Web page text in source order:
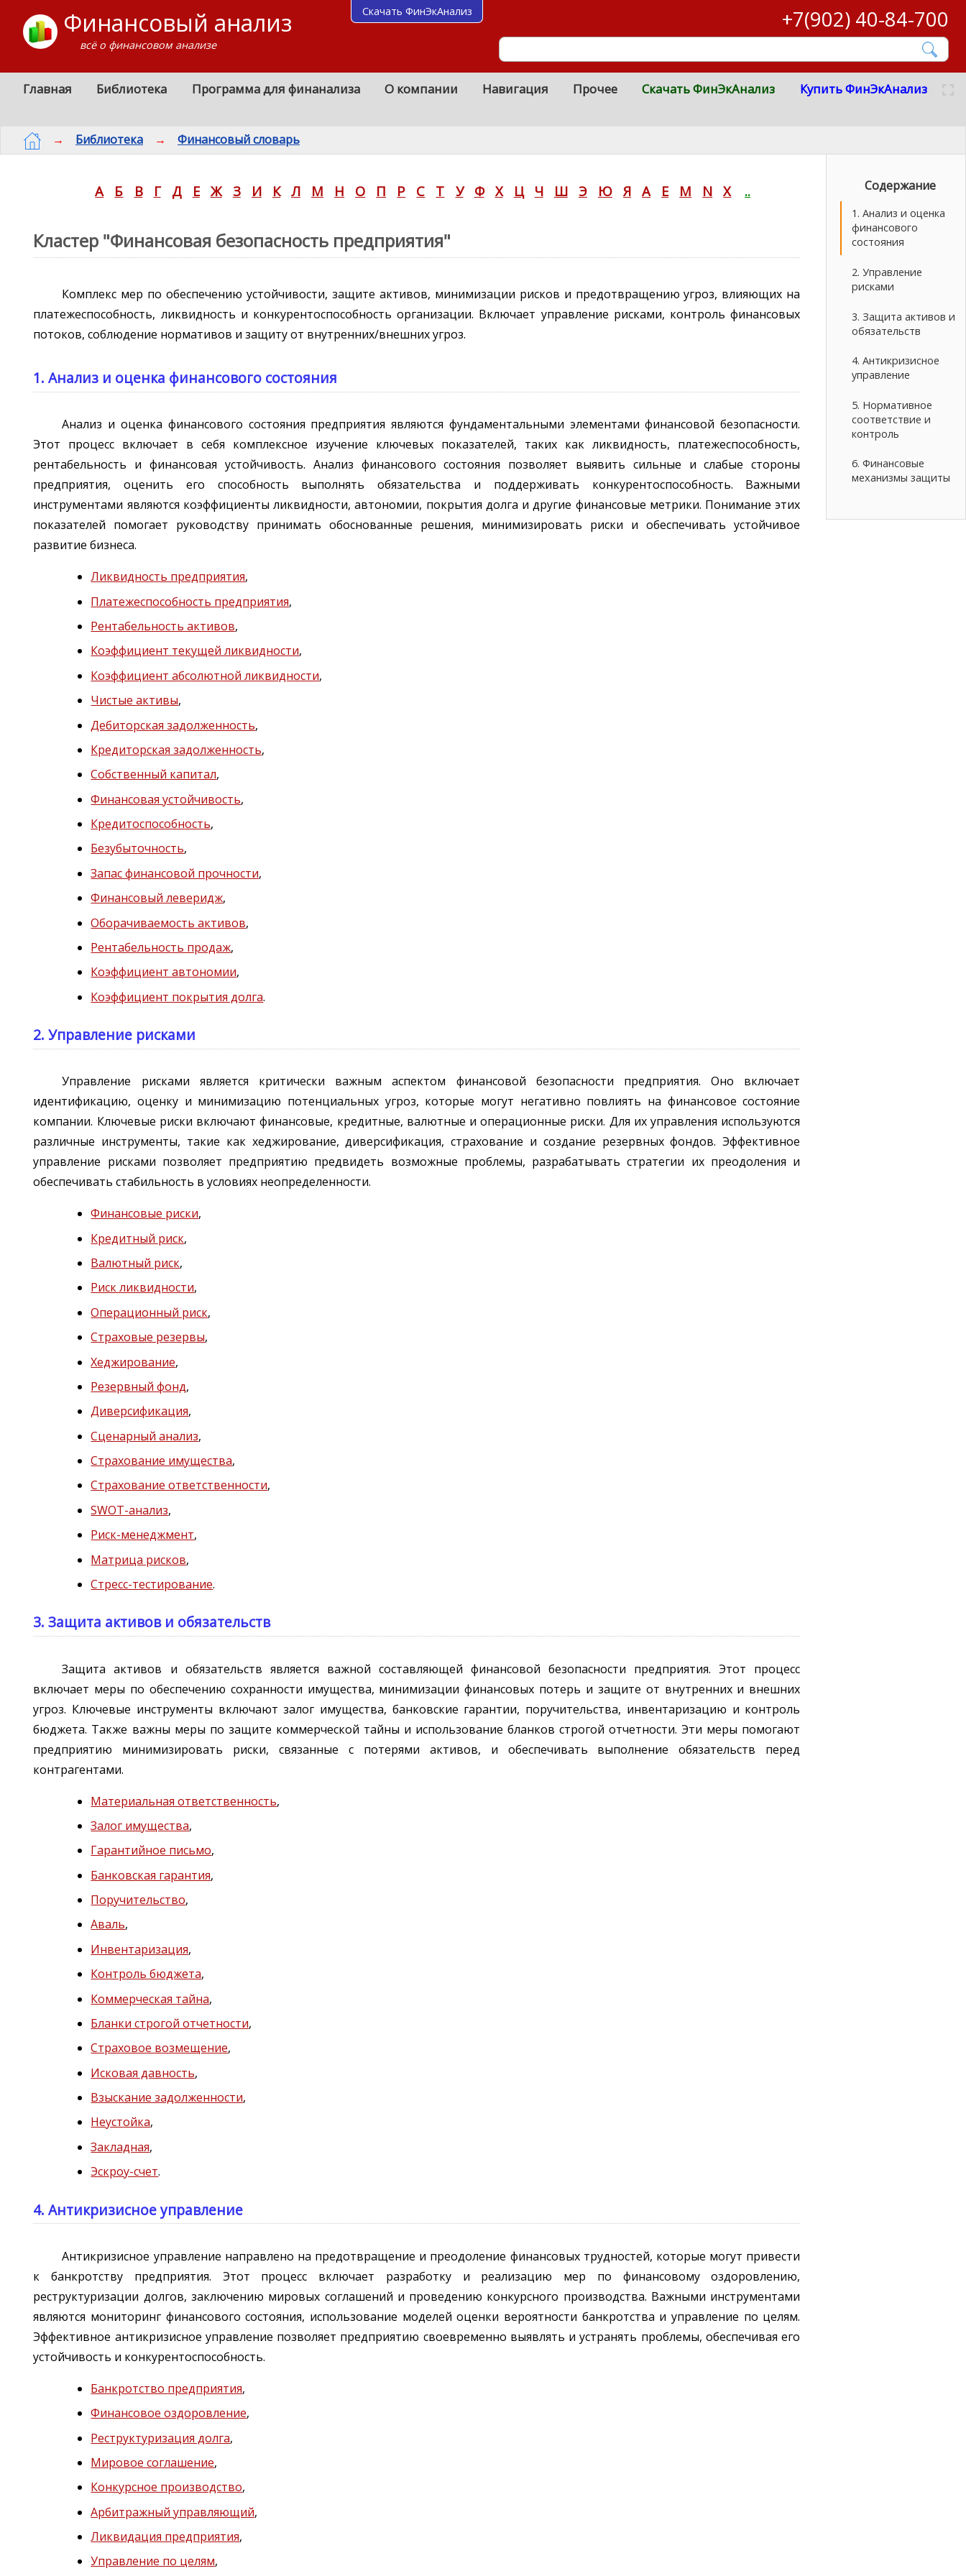
Финансовый анализ
всё о финансовом анализе
+7(902) 40-84-700
Главная Библиотека Программа для финанализа О компании Навигация Прочее Скачать ФинЭкАнализ Купить ФинЭкАнализ
→ Библиотека → Финансовый словарь
А Б В Г Д Е Ж З И К Л М Н О П Р С Т У Ф Х Ц Ч Ш Э Ю Я A E M N X ..
Кластер "Финансовая безопасность предприятия"
Комплекс мер по обеспечению устойчивости, защите активов, минимизации рисков и предотвращению угроз, влияющих на
платежеспособность, ликвидность и конкурентоспособность организации. Включает управление рисками, контроль финансовых
потоков, соблюдение нормативов и защиту от внутренних/внешних угроз.
1. Анализ и оценка финансового состояния
Анализ и оценка финансового состояния предприятия являются фундаментальными элементами финансовой безопасности.
Этот процесс включает в себя комплексное изучение ключевых показателей, таких как ликвидность, платежеспособность,
рентабельность и финансовая устойчивость. Анализ финансового состояния позволяет выявить сильные и слабые стороны
предприятия, оценить его способность выполнять обязательства и поддерживать конкурентоспособность. Важными
инструментами являются коэффициенты ликвидности, автономии, покрытия долга и другие финансовые метрики. Понимание этих
показателей помогает руководству принимать обоснованные решения, минимизировать риски и обеспечивать устойчивое
развитие бизнеса.
Ликвидность предприятия,
Платежеспособность предприятия,
Рентабельность активов,
Коэффициент текущей ликвидности,
Коэффициент абсолютной ликвидности,
Чистые активы,
Дебиторская задолженность,
Кредиторская задолженность,
Собственный капитал,
Финансовая устойчивость,
Кредитоспособность,
Безубыточность,
Запас финансовой прочности,
Финансовый леверидж,
Оборачиваемость активов,
Рентабельность продаж,
Коэффициент автономии,
Коэффициент покрытия долга.
2. Управление рисками
Управление рисками является критически важным аспектом финансовой безопасности предприятия. Оно включает
идентификацию, оценку и минимизацию потенциальных угроз, которые могут негативно повлиять на финансовое состояние
компании. Ключевые риски включают финансовые, кредитные, валютные и операционные риски. Для их управления используются
различные инструменты, такие как хеджирование, диверсификация, страхование и создание резервных фондов. Эффективное
управление рисками позволяет предприятию предвидеть возможные проблемы, разрабатывать стратегии их преодоления и
обеспечивать стабильность в условиях неопределенности.
Финансовые риски,
Кредитный риск,
Валютный риск,
Риск ликвидности,
Операционный риск,
Страховые резервы,
Хеджирование,
Резервный фонд,
Диверсификация,
Сценарный анализ,
Страхование имущества,
Страхование ответственности,
SWOT-анализ,
Риск-менеджмент,
Матрица рисков,
Стресс-тестирование.
3. Защита активов и обязательств
Защита активов и обязательств является важной составляющей финансовой безопасности предприятия. Этот процесс
включает меры по обеспечению сохранности имущества, минимизации финансовых потерь и защите от внутренних и внешних
угроз. Ключевые инструменты включают залог имущества, банковские гарантии, поручительства, инвентаризацию и контроль
бюджета. Также важны меры по защите коммерческой тайны и использование бланков строгой отчетности. Эти меры помогают
предприятию минимизировать риски, связанные с потерями активов, и обеспечивать выполнение обязательств перед
контрагентами.
Материальная ответственность,
Залог имущества,
Гарантийное письмо,
Банковская гарантия,
Поручительство,
Аваль,
Инвентаризация,
Контроль бюджета,
Коммерческая тайна,
Бланки строгой отчетности,
Страховое возмещение,
Исковая давность,
Взыскание задолженности,
Неустойка,
Закладная,
Эскроу-счет.
4. Антикризисное управление
Антикризисное управление направлено на предотвращение и преодоление финансовых трудностей, которые могут привести
к банкротству предприятия. Этот процесс включает разработку и реализацию мер по финансовому оздоровлению,
реструктуризации долгов, заключению мировых соглашений и проведению конкурсного производства. Важными инструментами
являются мониторинг финансового состояния, использование моделей оценки вероятности банкротства и управление по целям.
Эффективное антикризисное управление позволяет предприятию своевременно выявлять и устранять проблемы, обеспечивая его
устойчивость и конкурентоспособность.
Банкротство предприятия,
Финансовое оздоровление,
Реструктуризация долга,
Мировое соглашение,
Конкурсное производство,
Арбитражный управляющий,
Ликвидация предприятия,
Управление по целям,
Содержание
1. Анализ и оценка
финансового
состояния
2. Управление
рисками
3. Защита активов и
обязательств
4. Антикризисное
управление
5. Нормативное
соответствие и
контроль
6. Финансовые
механизмы защиты
Скачать ФинЭкАнализ